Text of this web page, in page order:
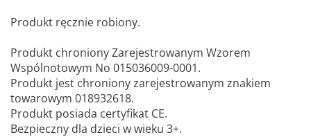
Produkt ręcznie robiony.
Produkt chroniony Zarejestrowanym Wzorem
Wspólnotowym No 015036009-0001.
Produkt jest chroniony zarejestrowanym znakiem
towarowym 018932618.
Produkt posiada certyfikat CE.
Bezpieczny dla dzieci w wieku 3+.